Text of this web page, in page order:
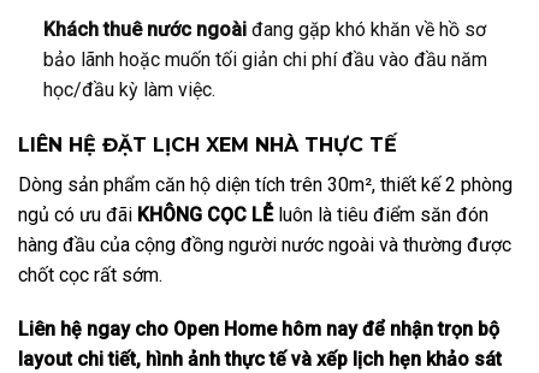
Khách thuê nước ngoàiđang gặp khó khăn về hồ sơ
bảo lãnh hoặc muốn tối giản chi phí đầu vào đầu năm
học/đầu kỳ làm việc.
LIÊN HỆ ĐẶT LỊCH XEM NHÀ THỰC TẾ
Dòng sản phẩm căn hộ diện tích trên 30m², thiết kế 2 phòng
ngủ có ưu đãi KHÔNG CỌC LỄluôn là tiêu điểm săn đón
hàng đầu của cộng đồng người nước ngoài và thường được
chốt cọc rất sớm.
Liên hệ ngay cho Open Home hôm nay để nhận trọn bộ
layout chi tiết, hình ảnh thực tế và xếp lịch hẹn khảo sát